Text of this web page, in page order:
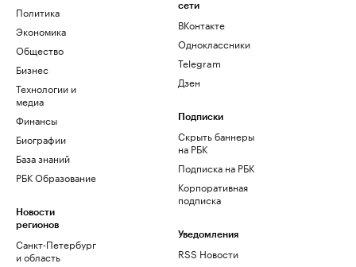
Политика
Экономика
Общество
Бизнес
Технологии и
медиа
Финансы
Биографии
База знаний
РБК Образование
Новости
регионов
Санкт-Петербург
и область
сети
ВКонтакте
Одноклассники
Telegram
Дзен
Подписки
Скрыть баннеры
на РБК
Подписка на РБК
Корпоративная
подписка
Уведомления
RSS Новости